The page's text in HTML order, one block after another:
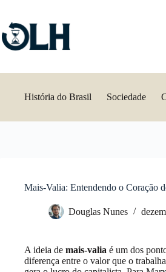
conteúdo
História do Brasil Sociedade
Mais-Valia: Entendendo o Coração
Douglas Nunes
A ideia de mais-valia é um dos
diferença entre o valor que o